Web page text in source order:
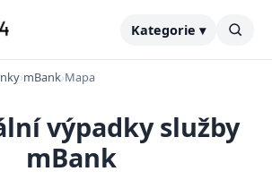
Kategorie ▾
›mBank›Mapa
výpadky služby
mBank